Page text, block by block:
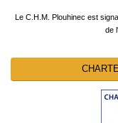
Le C.H.M. Plouhinec est
de